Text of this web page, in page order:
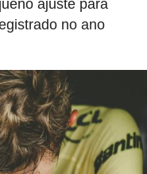
ajuste para
no ano